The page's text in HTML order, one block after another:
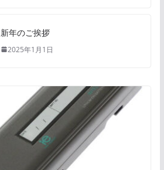
新年のご挨拶
2025年1月1日